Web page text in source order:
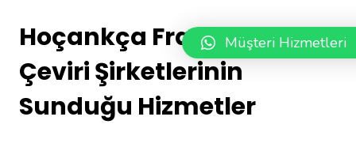
Hoçankça Fransızca
Çeviri Şirketlerinin
Sunduğu Hizmetler
Müşteri Hizmetleri